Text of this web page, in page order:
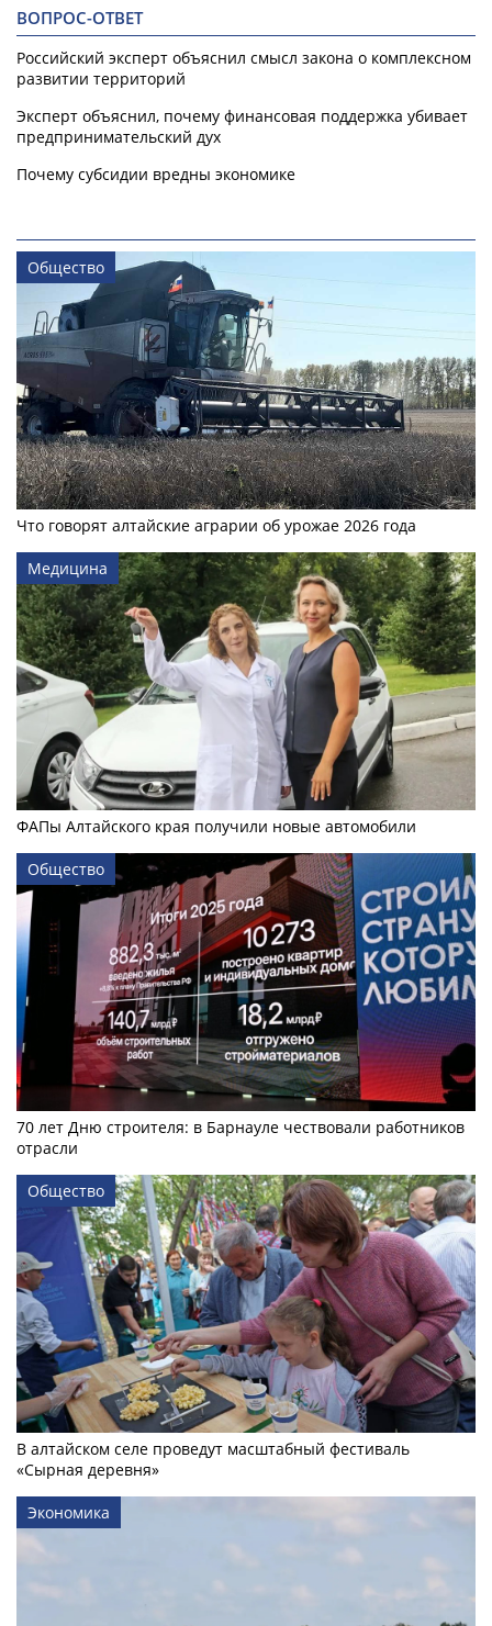
ВОПРОС-ОТВЕТ
Российский эксперт объяснил смысл закона о комплексном
развитии территорий
Эксперт объяснил, почему финансовая поддержка убивает
предпринимательский дух
Почему субсидии вредны экономике
Общество
Что говорят алтайские аграрии об урожае 2026 года
Медицина
ФАПы Алтайского края получили новые автомобили
Общество
70 лет Дню строителя: в Барнауле чествовали работников
отрасли
Общество
В алтайском селе проведут масштабный фестиваль
«Сырная деревня»
Экономика